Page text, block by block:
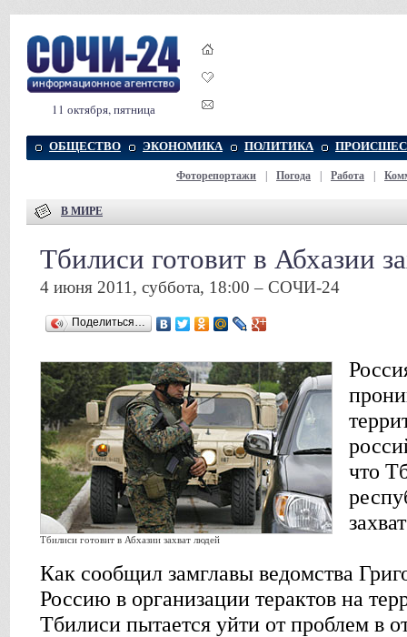
11 октября, пятница
ОБЩЕСТВО ЭКОНОМИКА ПОЛИТИКА
Фоторепортажи Погода Работа
В МИРЕ
Тбилиси готовит в Абхазии
4 июня 2011, суббота, 18:00 – СОЧИ-24
Поделиться…
Тбилиси готовит в Абхазии захват людей
что
Как cообщил замглавы ведомства
Россию в организации терактов на
Тбилиси пытается уйти от проблем в